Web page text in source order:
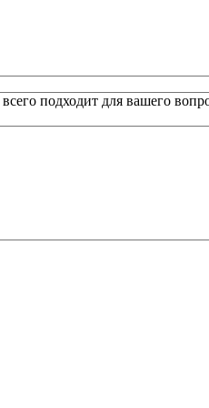
подходит для вашего